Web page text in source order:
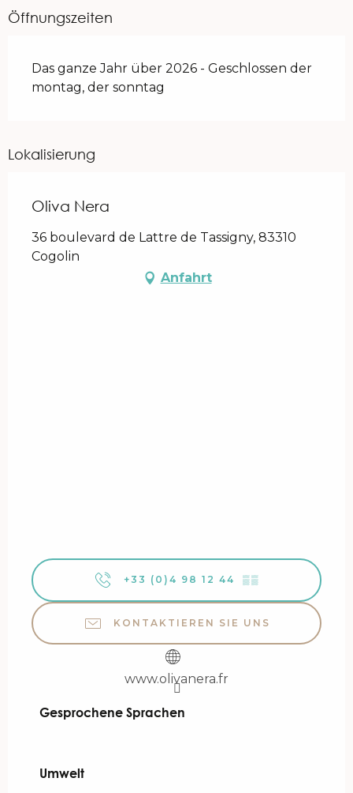
Öffnungszeiten
Das ganze Jahr über 2026 - Geschlossen der
montag, der sonntag
Lokalisierung
Oliva Nera
36 boulevard de Lattre de Tassigny, 83310
Cogolin
Anfahrt
+33 (0)4 98 12 44 ▒▒
KONTAKTIEREN SIE UNS
www.olivanera.fr
Gesprochene Sprachen
Gesprochene Sprachen
Umwelt
Umwelt